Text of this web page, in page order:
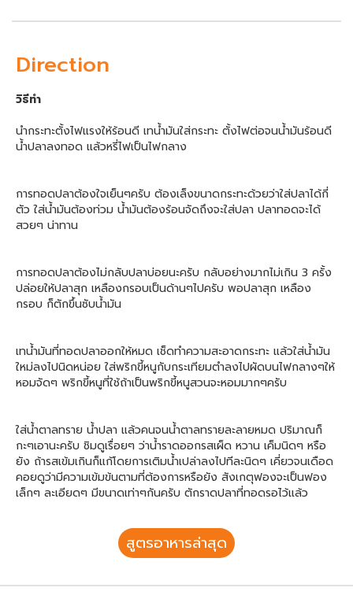
Direction
วิธีทำ
นำกระทะตั้งไฟแรงให้ร้อนดี เทน้ำมันใส่กระทะ ตั้งไฟต่อจนน้ำมันร้อนดี
น้ำปลาลงทอด แล้วหรี่ไฟเป็นไฟกลาง
การทอดปลาต้องใจเย็นๆครับ ต้องเล็งขนาดกระทะด้วยว่าใส่ปลาได้กี่
ตัว ใส่น้ำมันต้องท่วม น้ำมันต้องร้อนจัดถึงจะใส่ปลา ปลาทอดจะได้
สวยๆ น่าทาน
การทอดปลาต้องไม่กลับปลาบ่อยนะครับ กลับอย่างมากไม่เกิน 3 ครั้ง
ปล่อยให้ปลาสุก เหลืองกรอบเป็นด้านๆไปครับ พอปลาสุก เหลือง
กรอบ ก็ตักขึ้นซับน้ำมัน
เทน้ำมันที่ทอดปลาออกให้หมด เช็ดทำความสะอาดกระทะ แล้วใส่น้ำมัน
ใหม่ลงไปนิดหน่อย ใส่พริกขี้หนูกับกระเทียมตำลงไปผัดบนไฟกลางๆให้
หอมจัดๆ พริกขี้หนูที่ใช้ถ้าเป็นพริกขี้หนูสวนจะหอมมากๆครับ
ใส่น้ำตาลทราย น้ำปลา แล้วคนจนน้ำตาลทรายละลายหมด ปริมาณก็
กะๆเอานะครับ ชิมดูเรื่อยๆ ว่าน้ำราดออกรสเผ็ด หวาน เค็มนิดๆ หรือ
ยัง ถ้ารสเข้มเกินก็แก้โดยการเติมน้ำเปล่าลงไปทีละนิดๆ เคี่ยวจนเดือด
คอยดูว่ามีความเข้มข้นตามที่ต้องการหรือยัง สังเกตุฟองจะเป็นฟอง
เล็กๆ ละเอียดๆ มีขนาดเท่าๆกันครับ ตักราดปลาที่ทอดรอไว้แล้ว
สูตรอาหารล่าสุด